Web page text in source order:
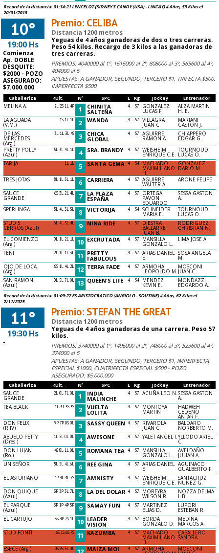
Record de la distancia: 01:34:21 LENCELOT (SIDNEY'S CANDY (USA) - LINCAY) 4 Años, 59 Kilos el
20/01/2018
10°
19:00 Hs
Comienza
Ap. DOBLE
DESQUITE:
$2000 - POZO
ASEGURADO:
$7.000.000
Premio: CELIBA
Distancia 1200 metros
Yeguas de 4 años ganadoras de dos o tres carreras.
Peso 54 kilos. Recargo de 3 kilos a las ganadoras de
tres carreras.
PREMIOS: 4040000 al 1º, 1616000 al 2º, 808000 al 3º, 565600 al 4º,
404000 al 5
APUESTAS: A GANADOR, SEGUNDO, TERCERO $1, TRIFECTA $500,
IMPERFECTA $500
Caballeriza 4Ult. Nº SPC E Kg Jockey Entrenador
MELINA A. 2L 2S 1L 4P 1 CHINITA
SALTEÑA
4 57 GONZALEZ
LUCAS F.
ALZA MARTIN
H. E.
LA AGUADA
(V.M.)
1S 1L 1L 2 WANDA 4 57 VILLAGRA
JUAN C.
MARIANI
GASTON J.
DE LAS
MERCEDES
(Arg.)
3L 1L 3L 4S 3 CHICA
GLOBAL
4 57 AGUIRRE
RAMON A.
CHIAPPERO
EDGAR G.
PRETTY POLLY
(Azul)
5L 3L 4L 1L 4 SRA. BRANDY 4 57 WEISHEIM
ENRIQUE C.E.
TOURNOUD
LUCAS O.
TARIJA
1L 1L 5 SANTA GEMA 4 54 MACHADO
MAXIMILIANO
H.
GONZALEZ
DARIO M.
TRES JOTAS
8L 1L 3L 1L 6 CARRIERA 4 57 AGUIRRE
WALTER A.
ARONE FELIPE
SAUCE
GRANDE
6S 3L 2L 4L 7 LA PLAZA
ESPAÑA
4 57 ORTEGA
PAVON
EDUARDO
SESSA GASTON
A.
SPERLINGA
5L 4L 3L 5L 8 VICTORIJA 4 54 SCHNEIDER
MARIA E.
TOURNOUD
LUCAS O.
STUD 5
CERROS (Azul)
6L 4L 5L 4L 9 NINA RIDE 4 57 DIESTRA
BALLARRE
JUAN B.
RODRIGUEZ
CHRISTIAN N.
EL COMIENZO
(Arg.)
0L 1L 2L 1L 10 EXCRUTADA 4 57 MANSILLA
GONZALO L.
LIMA JOSE A.
FENI
2L 1L 1L 3L 11 PRETTY
FABULOUS
4 57 ARIAS DANIEL
E.
SOSA ANGELA
M.
OJO DE LOCA
(Arg.)
8S 1L 4L 2L 12 TERRA FADE 4 57 ARMOHA
LEOPOLDO M.
MOSCONI
JUAN C.
SAN RAMON
(Azul)
0L 5L 7L 0L 13 QUEEN'S LIFE 4 54 MENDEZ
KEVIN E.
MONDAZZI
EDGARDO A.
Record de la distancia: 01:09:27 ES ARISTOCRATICO (ANGIOLO - SOUTINE) 4 Años, 62 Kilos el
2/11/2025
11°
19:30 Hs
-
Premio: STEFAN THE GREAT
Distancia 1200 metros
Yeguas de 4 años ganadoras de una carrera. Peso 57
kilos.
PREMIOS: 3740000 al 1º, 1496000 al 2º, 748000 al 3º, 523600 al 4º,
374000 al 5
APUESTAS: A GANADOR, SEGUNDO, TERCERO $1, IMPERFECTA
ESPECIAL $1000, CUATRIFECTA ESPECIAL $500 - POZO
ASEGURADO: $5.000.000
Caballeriza 4Ult. Nº SPC E Kg Jockey Entrenador
SAUCE
GRANDE
2L 0L 7L 0L 1 INDIA
MALINCHE
4 57 ACUÑA LEO N. SESSA GASTON
A.
FEA BLACK
1L 3T 3S 3S 2 VUELTA
LOLITA
4 57 MONTOYA
MARTIN
HADWEH
CEDEÑO
ANTAR F.
DON FELIX
(R.IV)
9P 7P 0S 0L 3 SASSY QUEEN 4 57 RIVAROLA
JUAN C.
BALDARO
NORBERTO M.
ABUELO PETTY
(Dres.)
1L 5L 0L 0L 4 AWESONE 4 57 YALET ANGEL I. YLLODO ARIEL
C.
DON LUJAN
(Ro.)
4S 8L 1L 0L 5 ROMANA TEA 4 57 MANSILLA
GONZALO L.
AVELDAÑO
JULIAN A.
UN SEÑOR
8L 5L 4L 6L 6 REE GINA 4 57 ARIAS DANIEL
E.
AGUINACO
GUALBERTO F.
EL ASTURIANO
4P 4L 4L 7S 7 AMNISTY 4 57 WEISHEIM
ENRIQUE C.E.
SANTACRUZ
NUÑEZ G.
DON QUIQUE
(Azul)
3P 3P 3L 7L 8 LA DEL DOLAR 4 57 MOREYRA
WILSON R.
NOZZA DELMA
L.B.
EL PARQUE
(Azul)
3P 1P 4P 5P 9 SAMAY FUN 4 57 MARTINEZ
ELIAS D.
LUPORI
ESTEBAN R.
EL CARTUJO
3S 4P 7S 1L 10 LEADER
VISION
4 57 BORDA
GONZALO D.
MEDINA
MARCOS A.
STUD FONTI
6S 1S 6S 7S 11 KAZUMBA 4 57 MACHADO
MAXIMILIANO
H.
CABALLERO
SANDRA
ESECE (Arg.)
0S 9S 3L 0L MAIZA MOI 4 57 ARMOHA MOSCONI